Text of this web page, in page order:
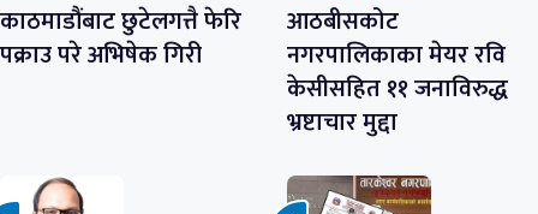
काठमाडौंबाट छुटेलगत्तै फेरि
पक्राउ परे अभिषेक गिरी
आठबीसकोट
नगरपालिकाका मेयर रवि
केसीसहित ११ जनाविरुद्ध
भ्रष्टाचार मुद्दा